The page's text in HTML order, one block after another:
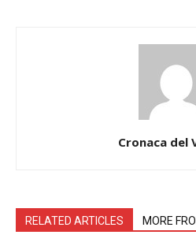
Cronaca del
RELATED ARTICLES MORE